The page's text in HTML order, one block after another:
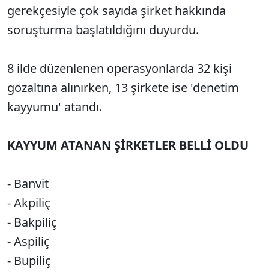
gerekçesiyle çok sayıda şirket hakkında
soruşturma başlatıldığını duyurdu.
8 ilde düzenlenen operasyonlarda 32 kişi
gözaltına alınırken, 13 şirkete ise 'denetim
kayyumu' atandı.
KAYYUM ATANAN ŞİRKETLER BELLİ OLDU
- Banvit
- Akpiliç
- Bakpiliç
- Aspiliç
- Bupiliç